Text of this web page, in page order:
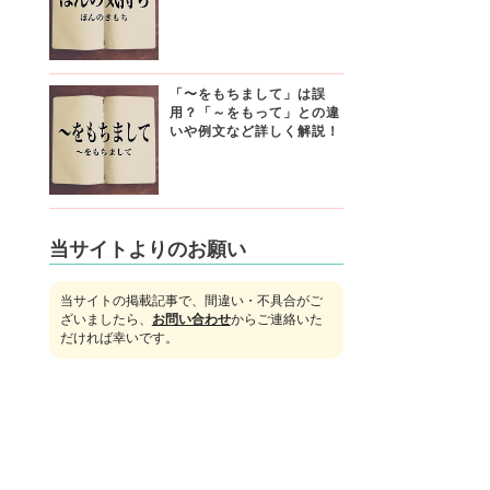
「〜をもちまして」は誤
用？「～をもって」との違
いや例文など詳しく解説！
当サイトよりのお願い
当サイトの掲載記事で、間違い・不具合がご
ざいましたら、 お問い合わせからご連絡いた
だければ幸いです。